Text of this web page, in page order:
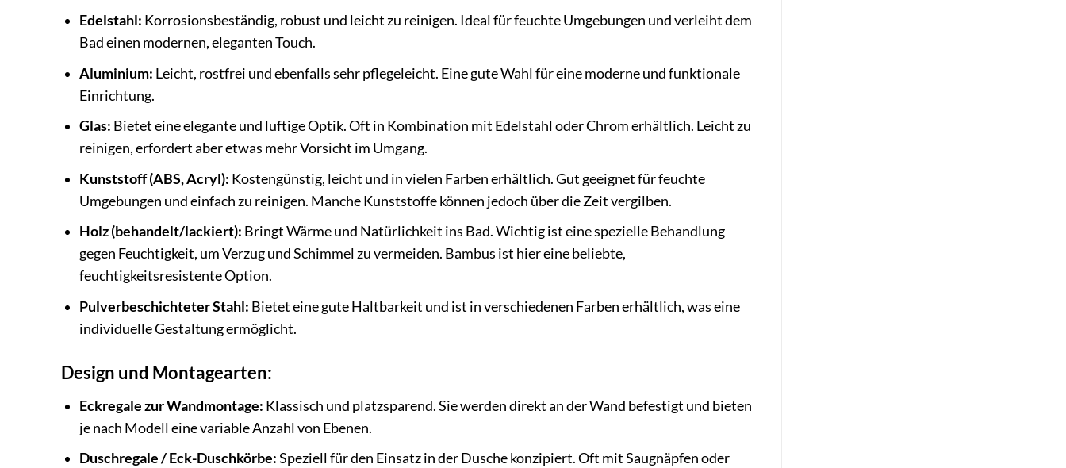
Edelstahl: Korrosionsbeständig, robust und leicht zu reinigen. Ideal für feuchte Umgebungen und verleiht dem
Bad einen modernen, eleganten Touch.
Aluminium: Leicht, rostfrei und ebenfalls sehr pflegeleicht. Eine gute Wahl für eine moderne und funktionale
Einrichtung.
Glas: Bietet eine elegante und luftige Optik. Oft in Kombination mit Edelstahl oder Chrom erhältlich. Leicht zu
reinigen, erfordert aber etwas mehr Vorsicht im Umgang.
Kunststoff (ABS, Acryl): Kostengünstig, leicht und in vielen Farben erhältlich. Gut geeignet für feuchte
Umgebungen und einfach zu reinigen. Manche Kunststoffe können jedoch über die Zeit vergilben.
Holz (behandelt/lackiert): Bringt Wärme und Natürlichkeit ins Bad. Wichtig ist eine spezielle Behandlung
gegen Feuchtigkeit, um Verzug und Schimmel zu vermeiden. Bambus ist hier eine beliebte,
feuchtigkeitsresistente Option.
Pulverbeschichteter Stahl: Bietet eine gute Haltbarkeit und ist in verschiedenen Farben erhältlich, was eine
individuelle Gestaltung ermöglicht.
Design und Montagearten:
Eckregale zur Wandmontage: Klassisch und platzsparend. Sie werden direkt an der Wand befestigt und bieten
je nach Modell eine variable Anzahl von Ebenen.
Duschregale / Eck-Duschkörbe:Speziell für den Einsatz in der Dusche konzipiert. Oft mit Saugnäpfen oder